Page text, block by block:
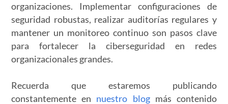
organizaciones. Implementar configuraciones de
seguridad robustas, realizar auditorías regulares y
mantener un monitoreo continuo son pasos clave
para fortalecer la ciberseguridad en redes
organizacionales grandes.
Recuerda que estaremos publicando
constantemente en nuestro blogmás contenido